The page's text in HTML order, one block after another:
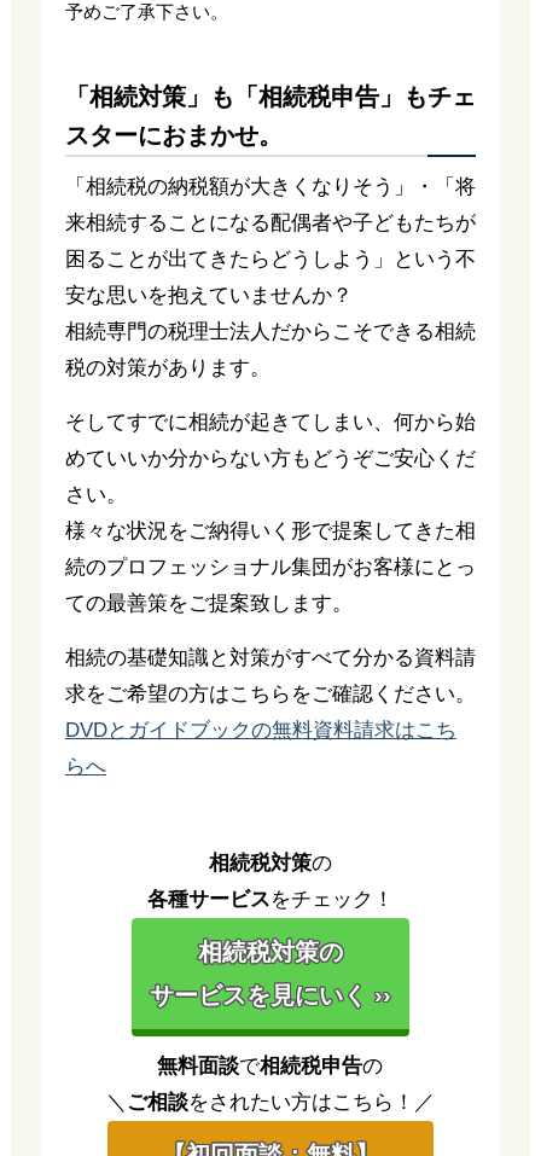
予めご了承下さい。
「相続対策」も「相続税申告」もチェ
スターにおまかせ。
「相続税の納税額が大きくなりそう」・「将
来相続することになる配偶者や子どもたちが
困ることが出てきたらどうしよう」という不
安な思いを抱えていませんか？
相続専門の税理士法人だからこそできる相続
税の対策があります。
そしてすでに相続が起きてしまい、何から始
めていいか分からない方もどうぞご安心くだ
さい。
様々な状況をご納得いく形で提案してきた相
続のプロフェッショナル集団がお客様にとっ
ての最善策をご提案致します。
相続の基礎知識と対策がすべて分かる資料請
求をご希望の方はこちらをご確認ください。
DVDとガイドブックの無料資料請求はこち
らへ
相続税対策の
各種サービスをチェック！
相続税対策の
サービスを見にいく ››
無料面談で相続税申告の
＼ ご相談をされたい方はこちら！／